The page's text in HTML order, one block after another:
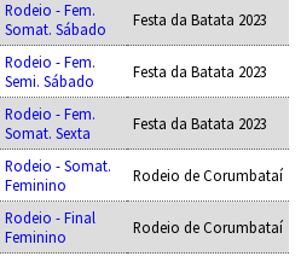
Rodeio - Fem.
Somat. Sábado
Festa da Batata 2023
Rodeio - Fem.
Semi. Sábado
Festa da Batata 2023
Rodeio - Fem.
Somat. Sexta
Festa da Batata 2023
Rodeio - Somat.
Feminino
Rodeio de Corumbataí
Rodeio - Final
Feminino
Rodeio de Corumbataí